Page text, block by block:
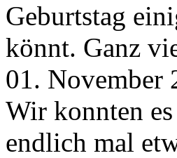
Geburtstag
könnt. Ganz
01. November
Wir konnten
endlich mal